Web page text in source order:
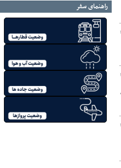
راهنمای سفر